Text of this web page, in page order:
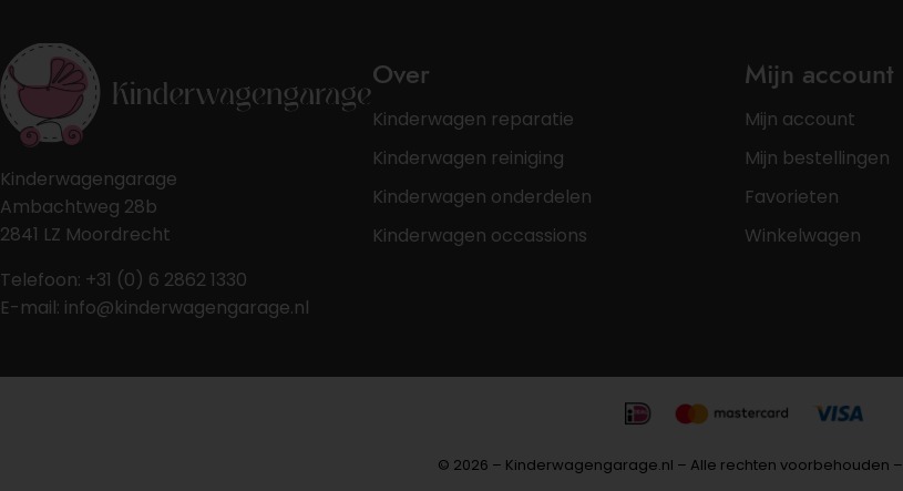
Kinderwagengarage
Ambachtweg 28b
2841 LZ Moordrecht
Telefoon: +31 (0) 6 2862 1330
E-mail: info@kinderwagengarage.nl
Over
Kinderwagen reparatie
Kinderwagen reiniging
Kinderwagen onderdelen
Kinderwagen occassions
Mijn account
Mijn account
Mijn bestellingen
Favorieten
Winkelwagen
© 2026 – Kinderwagengarage.nl – Alle rechten voorbehouden –